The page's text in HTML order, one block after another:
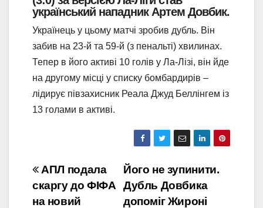
український нападник Артем Довбик.
Українець у цьому матчі зробив дубль. Він
забив на 23-й та 59-й (з пенальті) хвилинах.
Тепер в його активі 10 голів у Ла-Лізі, він йде
на другому місці у списку бомбардирів –
лідирує півзахисник Реала Джуд Беллінгем із
13 голами в активі.
Навігація
записів
Його не зупинити.
Дубль Довбика
допоміг Жироні
АПЛ подала
скаргу до ФІФА
на новий